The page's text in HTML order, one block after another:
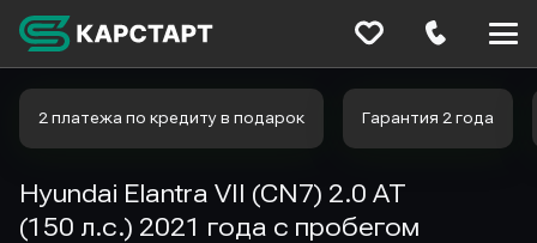
2 платежа по кредиту в подарок Гарантия 2 года
Hyundai Elantra VII (CN7) 2.0 AT
(150 л.с.) 2021 года с пробегом